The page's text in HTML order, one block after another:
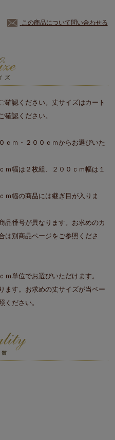
この商品について問い合わせる
確認ください。丈サイズはカート
確認ください。
ｃｍ・２００ｃｍからお選びいた
幅は２枚組、２００ｃｍ幅は１
ｍ幅の商品には継ぎ目が入りま
品番号が異なります。お求めのカ
は別商品ページをご参照くださ
単位でお選びいただけます。
ます。お求めの丈サイズが当ペー
ください。